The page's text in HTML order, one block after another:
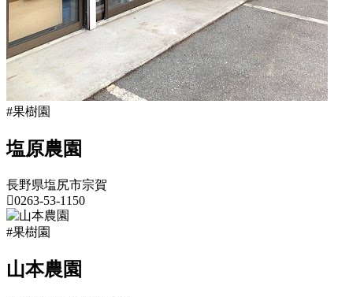
#果樹園
塩原農園
長野県塩尻市宗賀
0263-53-1150
長
県
#果樹園
山本農園